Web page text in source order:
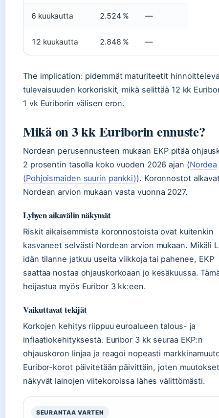
6 kuukautta 2.524 % —
12 kuukautta 2.848 % —
The implication: pidemmät maturiteetit
tulevaisuuden korkoriskit, mikä selittää 12 kk
1 vk Euriborin välisen eron.
Mikä on 3 kk Euriborin ennuste?
Nordean perusennusteen mukaan EKP pitää
2 prosentin tasolla koko vuoden 2026 ajan (Nordea
(Pohjoismaiden suurin pankki)). Koronnostot
Nordean arvion mukaan vasta vuonna 2027.
Lyhyen aikavälin näkymät
Riskit aikaisemmista koronnostoista ovat kuitenkin
kasvaneet selvästi Nordean arvion mukaan. Mikäli
idän tilanne jatkuu useita viikkoja tai pahenee, EKP
saattaa nostaa ohjauskorkoaan jo kesäkuussa.
heijastua myös Euribor 3 kk:een.
Vaikuttavat tekijät
Korkojen kehitys riippuu euroalueen talous- ja
inflaatiokehityksestä. Euribor 3 kk seuraa EKP:n
ohjauskoron linjaa ja reagoi nopeasti
Euribor-korot päivitetään päivittäin, joten muutokset
näkyvät lainojen viitekoroissa lähes välittömästi.
SEURANTAA VARTEN